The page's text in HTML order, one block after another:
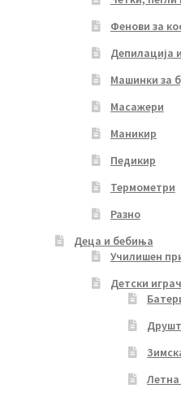
Фенови за
Депилација
Машинки за
Масажери
Маникир
Педикир
Термометри
Разно
Деца и бебиња
Училишен
Детски
Летна